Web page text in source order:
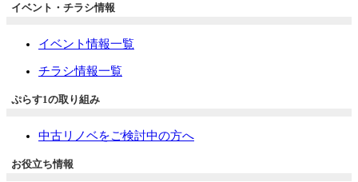
イベント・チラシ情報
イベント情報一覧
チラシ情報一覧
ぷらす1の取り組み
中古リノベをご検討中の方へ
お役立ち情報